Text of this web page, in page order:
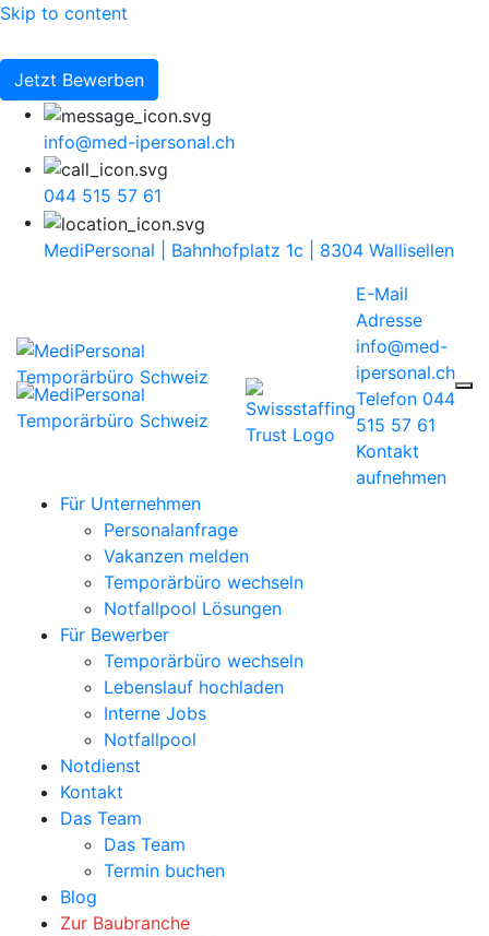
Skip to content
Jetzt Bewerben
info@med-ipersonal.ch
044 515 57 61
MediPersonal | Bahnhofplatz 1c | 8304 Wallisellen
E-Mail
Adresse
info@med-
ipersonal.ch
Telefon 044
515 57 61
Kontakt
aufnehmen
Für Unternehmen
Personalanfrage
Vakanzen melden
Temporärbüro wechseln
Notfallpool Lösungen
Für Bewerber
Temporärbüro wechseln
Lebenslauf hochladen
Interne Jobs
Notfallpool
Notdienst
Kontakt
Das Team
Das Team
Termin buchen
Blog
Zur Baubranche